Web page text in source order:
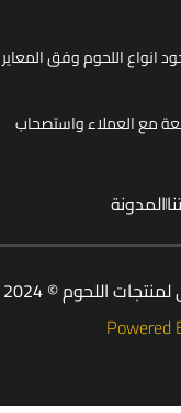
انواع اللحوم وفق المعاير
مع العملاء واستصحاب
المدونة
اللحوم © 2024
Powered